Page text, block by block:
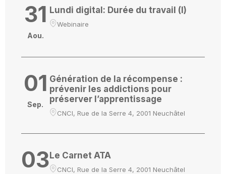
31
Aou.
Lundi digital: Durée du travail (I)
Webinaire
01
Sep.
Génération de la récompense :
prévenir les addictions pour
préserver l’apprentissage
CNCI, Rue de la Serre 4, 2001 Neuchâtel
03Le Carnet ATA
CNCI, Rue de la Serre 4, 2001 Neuchâtel